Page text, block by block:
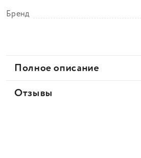
Бренд
Полное описание
Отзывы